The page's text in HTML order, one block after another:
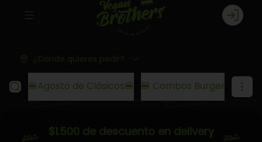
Abrir menu de navegación Login
¿Dónde quieres pedir?
🍔Agosto de Clásicos🍔 🍔 Combos Burgers XL ! 🍔
$1.500 de descuento en delivery